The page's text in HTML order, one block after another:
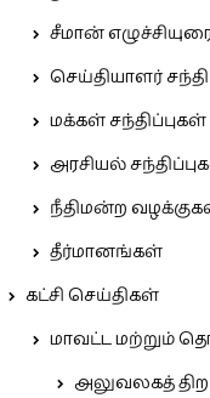
சீமான்
செய்தியாளர்
மக்கள் சந்திப்புகள்
அரசியல்
நீதிமன்ற
தீர்மானங்கள்
கட்சி செய்திகள்
மாவட்ட மற்றும்
அலுவலகத்